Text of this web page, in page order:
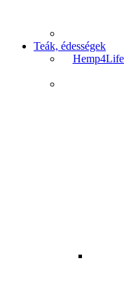
Teák, édességek